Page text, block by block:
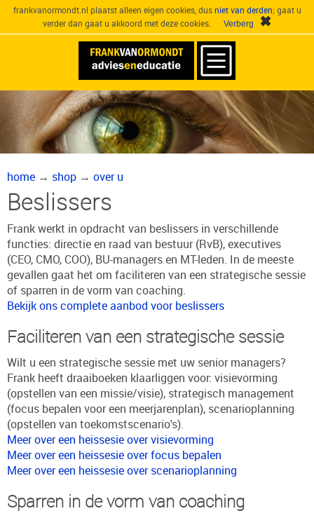
frankvanormondt.nl plaatst alleen eigen cookies, dusniet van derden; gaat u
verder dan gaat u akkoord met deze cookies.
home → shop → over u
Beslissers
Frank werkt in opdracht van beslissers in verschillende
functies: directie en raad van bestuur (RvB), executives
(CEO, CMO, COO), BU-managers en MT-leden. In de meeste
gevallen gaat het om faciliteren van een strategische sessie
of sparren in de vorm van coaching.
Bekijk ons complete aanbod voor beslissers
Faciliteren van een strategische sessie
Wilt u een strategische sessie met uw senior managers?
Frank heeft draaiboeken klaarliggen voor: visievorming
(opstellen van een missie/visie), strategisch management
(focus bepalen voor een meerjarenplan), scenarioplanning
(opstellen van toekomstscenario's).
Meer over een heissesie over visievorming
Meer over een heissesie over focus bepalen
Meer over een heissesie over scenarioplanning
Sparren in de vorm van coaching